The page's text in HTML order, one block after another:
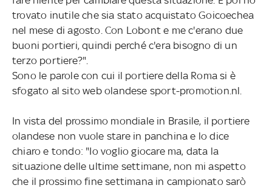
trovato inutile che sia stato acquistato Goicoechea
nel mese di agosto. Con Lobont e me c'erano due
buoni portieri, quindi perché c'era bisogno di un
terzo portiere?".
Sono le parole con cui il portiere della Roma si è
sfogato al sito web olandese sport-promotion.nl.
In vista del prossimo mondiale in Brasile, il portiere
olandese non vuole stare in panchina e lo dice
chiaro e tondo: "Io voglio giocare ma, data la
situazione delle ultime settimane, non mi aspetto
che il prossimo fine settimana in campionato sarò